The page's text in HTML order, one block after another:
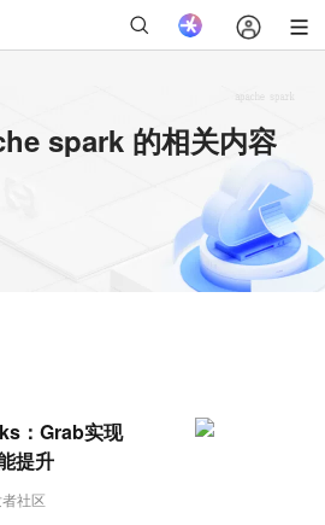
spark 的相关内容
社区
：Grab实现
提升